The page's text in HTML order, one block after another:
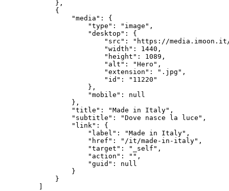
    },
    {
        "media": {
            "type": "image",
            "desktop": {
"src": "https://
                "width": 1440,
                "height": 1089,
                "alt": "Hero",
                "extension": ".jpg",
                "id": "11220"
            },
            "mobile": null
        },
        "title": "Made in Italy",
        "subtitle": "Dove nasce la luce",
        "link": {
            "label": "Made in Italy",
            "href": "/it/made-in-italy",
            "target": "_self",
            "action": "",
            "guid": null
        }
    }
]